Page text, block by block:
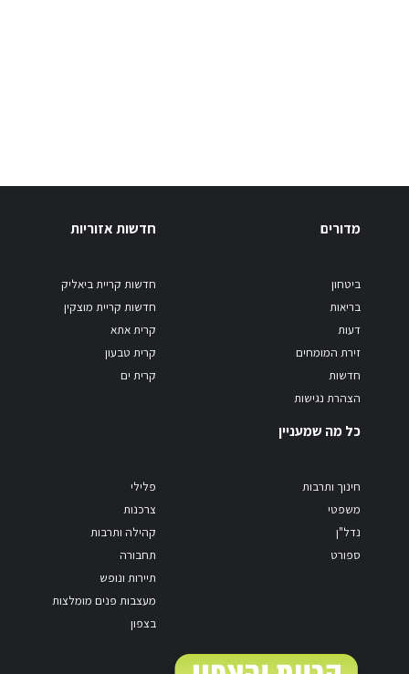
מדורים
ביטחון
בריאות
דעות
זירת המומחים
חדשות
הצהרת נגישות
חדשות אזוריות
חדשות קריית ביאליק
חדשות קריית מוצקין
קרית אתא
קרית טבעון
קרית ים
כל מה שמעניין
חינוך ותרבות
משפטי
נדל"ן
ספורט
פלילי
צרכנות
קהילה ותרבות
תחבורה
תיירות ונופש
מעצבות פנים מומלצות
בצפון